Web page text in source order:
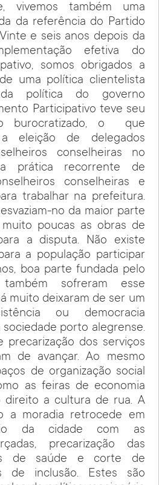
vivemos também uma
da referência do Partido
e seis anos depois da
efetiva do
somos obrigados a
uma política clientelista
política do governo
Participativo teve seu
burocratizado, o que
eleição de delegados
conselheiras no
prática recorrente de
conselheiras e
trabalhar na prefeitura.
no da maior parte
poucas as obras de
a disputa. Não existe
a população participar
boa parte fundada pelo
sofreram esse
muito deixaram de ser um
ou democracia
porto alegrense.
precarização dos serviços
de avançar. Ao mesmo
de organização social
as feiras de economia
direito a cultura de rua. A
a moradia retrocede em
da cidade com as
precarização das
de saúde e corte de
de inclusão. Estes são